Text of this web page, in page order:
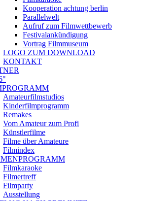
Kooperation achtung berlin
Parallelwelt
Aufruf zum Filmwettbewerb
Festivalankündigung
Vortrag Filmmuseum
LOGO ZUM DOWNLOAD
KONTAKT
Amateurfilmstudios
Kinderfilmprogramm
Remakes
Vom Amateur zum Profi
Künstlerfilme
Filme über Amateure
Filmindex
Filmkaraoke
Filmertreff
Filmparty
Ausstellung